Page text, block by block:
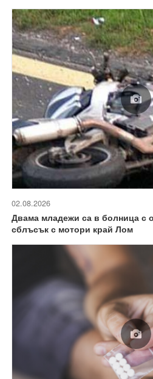
02.08.2026
Двама младежи са в болница с
сблъсък с мотори край Лом